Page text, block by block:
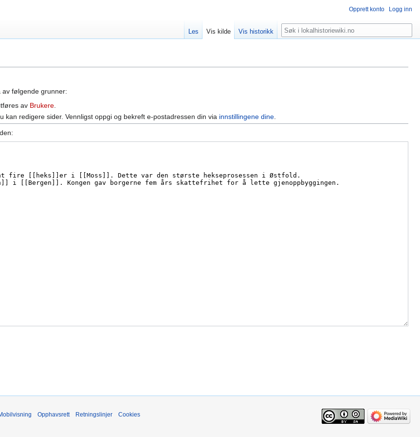
av følgende grunner:
av Brukere
kan redigere sider. Vennligst oppgi og bekreft e-postadressen din via innstillingene dine
Opprett konto Logg inn
Les Vis kilde Vis historikk Søk
Opphavsrett Retningslinjer Cookies